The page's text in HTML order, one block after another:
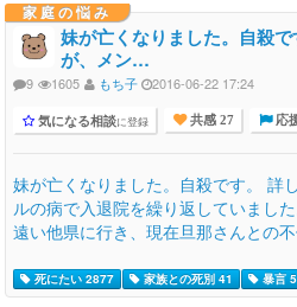
家庭の悩み
妹が亡くなりました。自殺
が、メン…
9 1605 もち子 2016-06-22 17:24
気になる相談に登録 共感 27 応
妹が亡くなりました。自殺です。 詳
ルの病で入退院を繰り返していまし
遠い他県に行き、現在旦那さんとの
死にたい 2877 家族との死別 41 暴言